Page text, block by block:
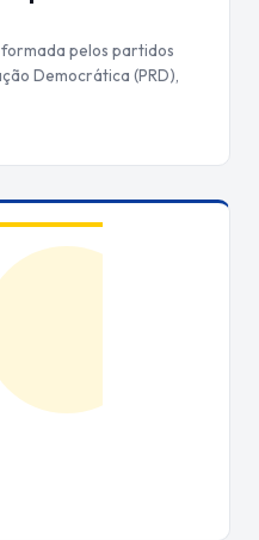
pelos partidos
Democrática (PRD),